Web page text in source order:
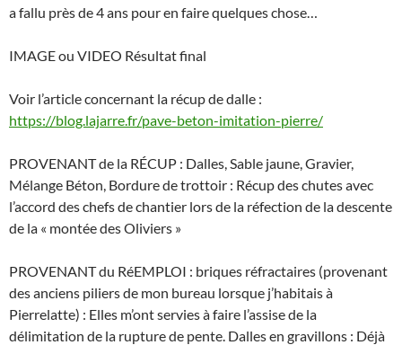
a fallu près de 4 ans pour en faire quelques chose…
IMAGE ou VIDEO Résultat final
Voir l’article concernant la récup de dalle :
https://blog.lajarre.fr/pave-beton-imitation-pierre/
PROVENANT de la RÉCUP : Dalles, Sable jaune, Gravier,
Mélange Béton, Bordure de trottoir : Récup des chutes avec
l’accord des chefs de chantier lors de la réfection de la descente
de la « montée des Oliviers »
PROVENANT du RéEMPLOI : briques réfractaires (provenant
des anciens piliers de mon bureau lorsque j’habitais à
Pierrelatte) : Elles m’ont servies à faire l’assise de la
délimitation de la rupture de pente. Dalles en gravillons : Déjà